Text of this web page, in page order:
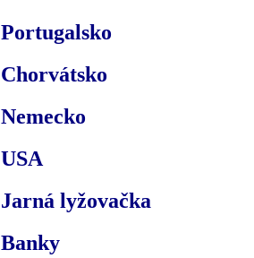
Portugalsko
Chorvátsko
Nemecko
USA
Jarná lyžovačka
Banky